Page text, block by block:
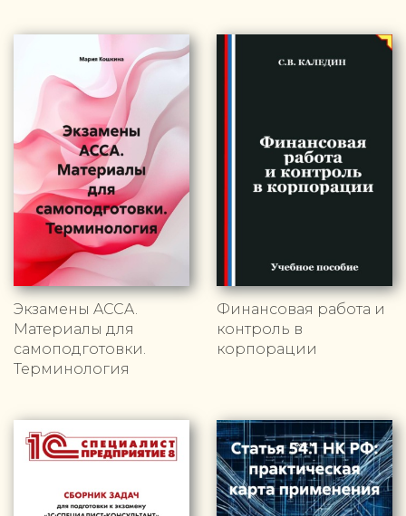
Экзамены ACCA.
Материалы для
самоподготовки.
Терминология
Финансовая работа и
контроль в
корпорации